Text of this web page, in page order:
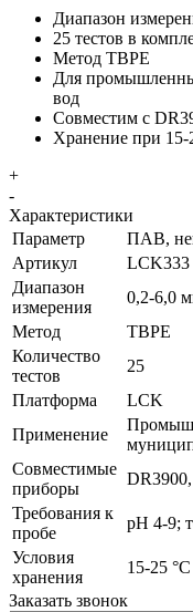
Диапазон
25 тестов в
Метод TBPE
Для
вод
Совместим с
Хранение при 15-
+
-
Характеристики
Параметр
ПАВ,
Артикул
LCK333
Диапазон
измерения
0,2-6,0
Метод
TBPE
Количество
тестов
25
Платформа
LCK
Применение
Совместимые
приборы
Требования к
пробе
pH 4-9;
Условия
хранения
15-25 °C
Заказать звонок